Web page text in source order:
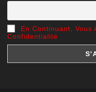
En Continuant, Vous
Confidentialité